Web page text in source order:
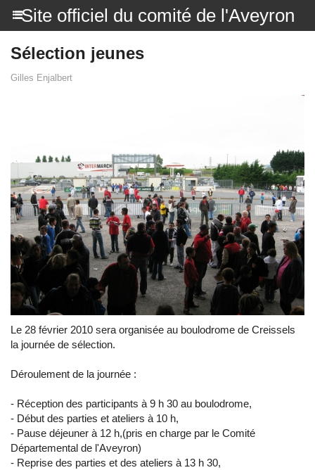
Site officiel du comité de l'Aveyron
Sélection jeunes
Gilles Enjalbert
Le 28 février 2010 sera organisée au boulodrome de Creissels
la journée de sélection.
Déroulement de la journée :
- Réception des participants à 9 h 30 au boulodrome,
- Début des parties et ateliers à 10 h,
- Pause déjeuner à 12 h,(pris en charge par le Comité
Départemental de l'Aveyron)
- Reprise des parties et des ateliers à 13 h 30,